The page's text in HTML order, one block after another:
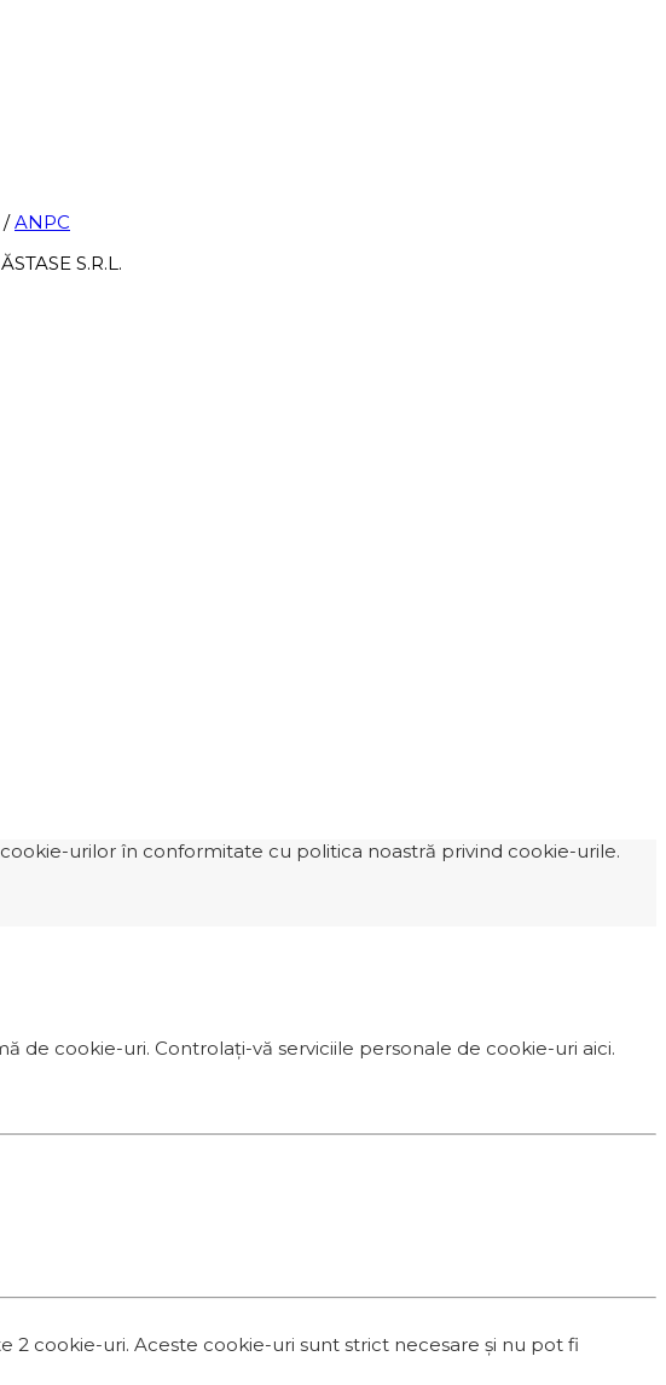
/ANPC
S.R.L.
urilor în conformitate cu politica noastră privind cookie-urile.
de cookie-uri. Controlați-vă serviciile personale de cookie-uri aici.
cookie-uri. Aceste cookie-uri sunt strict necesare și nu pot fi